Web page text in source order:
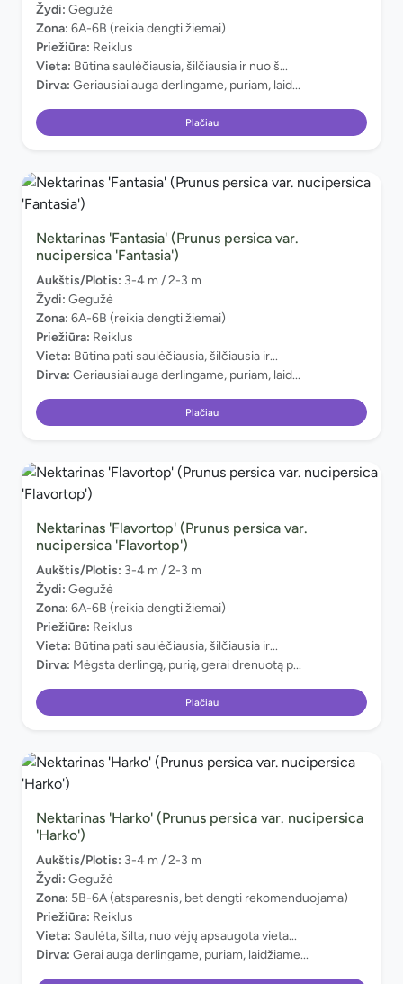
Žydi: Gegužė
Zona: 6A-6B (reikia dengti žiemai)
Priežiūra: Reiklus
Vieta: Būtina saulėčiausia, šilčiausia ir nuo š...
Dirva: Geriausiai auga derlingame, puriam, laid...
Plačiau
Nektarinas 'Fantasia' (Prunus persica var.
nucipersica 'Fantasia')
Aukštis/Plotis: 3-4 m / 2-3 m
Žydi: Gegužė
Zona: 6A-6B (reikia dengti žiemai)
Priežiūra: Reiklus
Vieta: Būtina pati saulėčiausia, šilčiausia ir...
Dirva: Geriausiai auga derlingame, puriam, laid...
Plačiau
Nektarinas 'Flavortop' (Prunus persica var.
nucipersica 'Flavortop')
Aukštis/Plotis: 3-4 m / 2-3 m
Žydi: Gegužė
Zona: 6A-6B (reikia dengti žiemai)
Priežiūra: Reiklus
Vieta: Būtina pati saulėčiausia, šilčiausia ir...
Dirva: Mėgsta derlingą, purią, gerai drenuotą p...
Plačiau
Nektarinas 'Harko' (Prunus persica var. nucipersica
'Harko')
Aukštis/Plotis: 3-4 m / 2-3 m
Žydi: Gegužė
Zona: 5B-6A (atsparesnis, bet dengti rekomenduojama)
Priežiūra: Reiklus
Vieta: Saulėta, šilta, nuo vėjų apsaugota vieta...
Dirva: Gerai auga derlingame, puriam, laidžiame...